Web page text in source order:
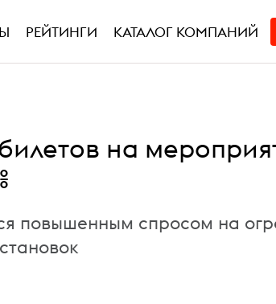
РЕЙТИНГИ КАТАЛОГ КОМПАНИЙ
на
повышенным спросом на